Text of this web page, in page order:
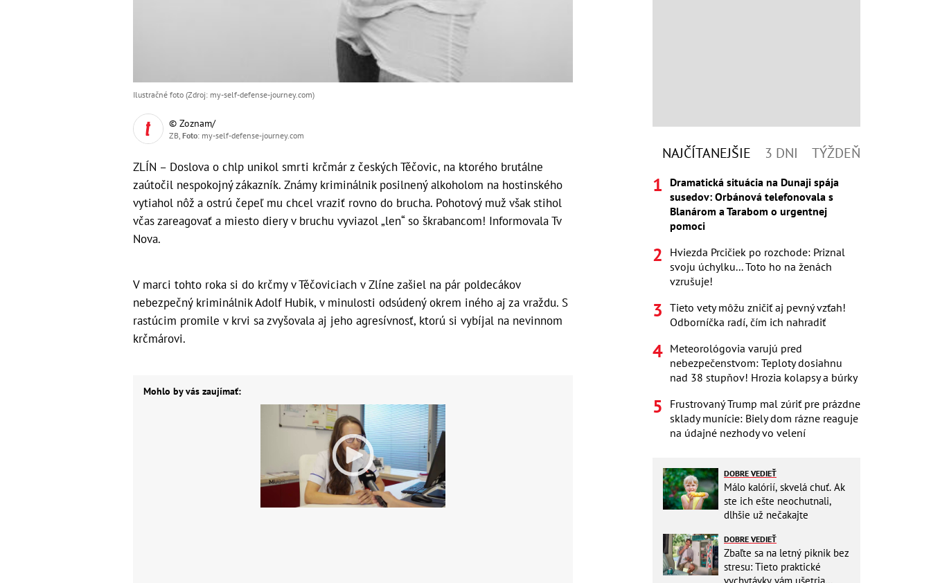
Ilustračné foto (Zdroj: my-self-defense-journey.com)
© Zoznam/
ZB, Foto: my-self-defense-journey.com
ZLÍN – Doslova o chlp unikol smrti krčmár z českých Těčovic, na ktorého brutálne
zaútočil nespokojný zákazník. Známy kriminálnik posilnený alkoholom na hostinského
vytiahol nôž a ostrú čepeľ mu chcel vraziť rovno do brucha. Pohotový muž však stihol
včas zareagovať a miesto diery v bruchu vyviazol „len“ so škrabancom! Informovala Tv
Nova.
V marci tohto roka si do krčmy v Těčoviciach v Zlíne zašiel na pár poldecákov
nebezpečný kriminálnik Adolf Hubik, v minulosti odsúdený okrem iného aj za vraždu. S
rastúcim promile v krvi sa zvyšovala aj jeho agresívnosť, ktorú si vybíjal na nevinnom
krčmárovi.
Mohlo by vás zaujímať:
NAJČÍTANEJŠIE 3 DNI TÝŽDEŇ
Dramatická situácia na Dunaji spája
susedov: Orbánová telefonovala s
Blanárom a Tarabom o urgentnej
pomoci
Hviezda Prcičiek po rozchode: Priznal
svoju úchylku... Toto ho na ženách
vzrušuje!
Tieto vety môžu zničiť aj pevný vzťah!
Odborníčka radí, čím ich nahradiť
Meteorológovia varujú pred
nebezpečenstvom: Teploty dosiahnu
nad 38 stupňov! Hrozia kolapsy a búrky
Frustrovaný Trump mal zúriť pre prázdne
sklady munície: Biely dom rázne reaguje
na údajné nezhody vo velení
DOBRE VEDIEŤ
Málo kalórií, skvelá chuť. Ak
ste ich ešte neochutnali,
dlhšie už nečakajte
DOBRE VEDIEŤ
Zbaľte sa na letný piknik bez
stresu: Tieto praktické